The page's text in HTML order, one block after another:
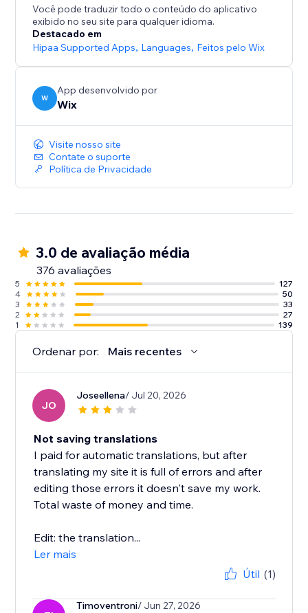
Nosso suporte 24/7, está disponível para responder
às suas perguntas e te ajudar a aproveitar ao máximo
seu site multilíngue.
Você pode traduzir todo o conteúdo do aplicativo
exibido no seu site para qualquer idioma.
Destacado em
Hipaa Supported Apps, Languages, Feitos pelo Wix
W
App desenvolvido por
Wix
Visite nosso site
Contate o suporte
Política de Privacidade
3.0 de avaliação média
376 avaliações
5
127
4
50
3
33
2
27
1
139
Ordenar por: Mais recentes
JO
Joseellena/ Jul 20, 2026
Not saving translations
I paid for automatic translations, but after
translating my site it is full of errors and after
editing those errors it doesn't save my work.
Total waste of money and time.
Edit: the translation...
Ler mais
Útil (1)
Timoventroni/ Jun 27, 2026